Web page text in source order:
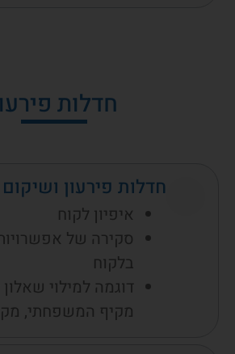
חדלות
חדלות פירעון
איפיון לקוח
סקירה של
בלקוח
דוגמה למילוי
מקיף המשפחתי,